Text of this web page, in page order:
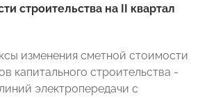
строительства на II квартал
изменения сметной стоимости
капитального строительства -
электропередачи с